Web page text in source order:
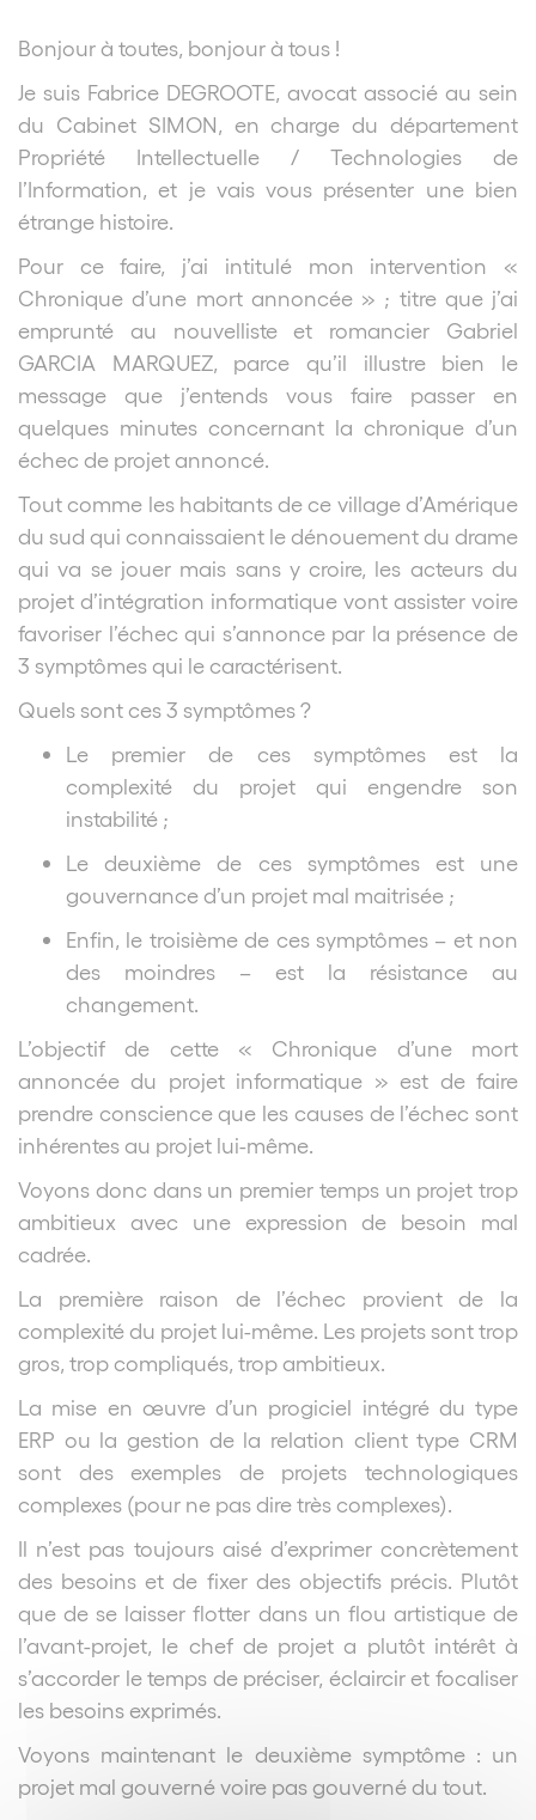
Bonjour à toutes, bonjour à tous !
Je suis Fabrice DEGROOTE, avocat associé au sein
du Cabinet SIMON, en charge du département
Propriété Intellectuelle / Technologies de
l’Information, et je vais vous présenter une bien
étrange histoire.
Pour ce faire, j’ai intitulé mon intervention «
Chronique d’une mort annoncée » ; titre que j’ai
emprunté au nouvelliste et romancier Gabriel
GARCIA MARQUEZ, parce qu’il illustre bien le
message que j’entends vous faire passer en
quelques minutes concernant la chronique d’un
échec de projet annoncé.
Tout comme les habitants de ce village d’Amérique
du sud qui connaissaient le dénouement du drame
qui va se jouer mais sans y croire, les acteurs du
projet d’intégration informatique vont assister voire
favoriser l’échec qui s’annonce par la présence de
3 symptômes qui le caractérisent.
Quels sont ces 3 symptômes ?
Le premier de ces symptômes est la
complexité du projet qui engendre son
instabilité ;
Le deuxième de ces symptômes est une
gouvernance d’un projet mal maitrisée ;
Enfin, le troisième de ces symptômes – et non
des moindres – est la résistance au
changement.
L’objectif de cette « Chronique d’une mort
annoncée du projet informatique » est de faire
prendre conscience que les causes de l’échec sont
inhérentes au projet lui-même.
Voyons donc dans un premier temps un projet trop
ambitieux avec une expression de besoin mal
cadrée.
La première raison de l’échec provient de la
complexité du projet lui-même. Les projets sont trop
gros, trop compliqués, trop ambitieux.
La mise en œuvre d’un progiciel intégré du type
ERP ou la gestion de la relation client type CRM
sont des exemples de projets technologiques
complexes (pour ne pas dire très complexes).
Il n’est pas toujours aisé d’exprimer concrètement
des besoins et de fixer des objectifs précis. Plutôt
que de se laisser flotter dans un flou artistique de
l’avant-projet, le chef de projet a plutôt intérêt à
s’accorder le temps de préciser, éclaircir et focaliser
les besoins exprimés.
Voyons maintenant le deuxième symptôme : un
projet mal gouverné voire pas gouverné du tout.